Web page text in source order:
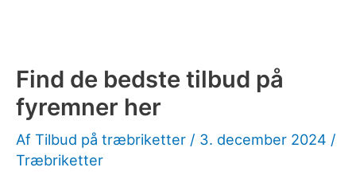
Find de bedste tilbud på
fyremner her
Af Tilbud på træbriketter / 3. december 2024 /
Træbriketter